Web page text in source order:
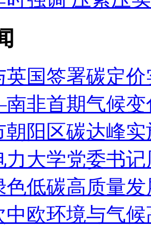
英国签署碳定
非首期气候变
朝阳区碳达峰
力大学党委书
色低碳高质量
中欧环境与气